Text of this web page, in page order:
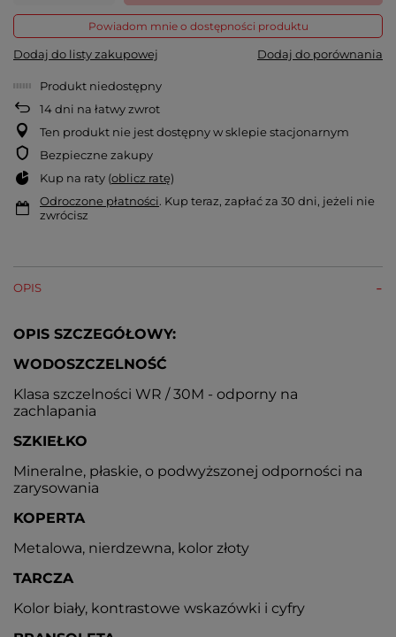
Powiadom mnie o dostępności produktu
Dodaj do listy zakupowej Dodaj do porównania
Produkt niedostępny
14dni na łatwy zwrot
Ten produkt nie jest dostępny w sklepie stacjonarnym
Bezpieczne zakupy
Kup na raty (oblicz ratę)
Odroczone płatności. Kup teraz, zapłać za 30 dni, jeżeli nie
zwrócisz
OPIS
OPIS SZCZEGÓŁOWY:
WODOSZCZELNOŚĆ
Klasa szczelności WR / 30M - odporny na
zachlapania
SZKIEŁKO
Mineralne, płaskie, o podwyższonej odporności na
zarysowania
KOPERTA
Metalowa, nierdzewna, kolor złoty
TARCZA
Kolor biały, kontrastowe wskazówki i cyfry